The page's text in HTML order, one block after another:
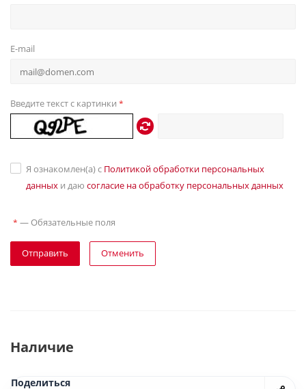
E-mail
Введите текст с картинки *
Я ознакомлен(а) с Политикой обработки персональных
данных и даю согласие на обработку персональных данных
* — Обязательные поля
Отправить Отменить
Наличие
Поделиться